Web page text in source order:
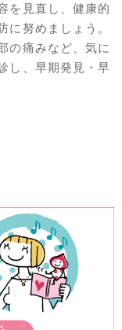
を見直し、健康的
に努めましょう。
の痛みなど、気に
し、早期発見・早